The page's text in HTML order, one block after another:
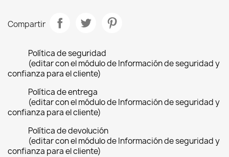
Compartir
Política de seguridad
(editar con el módulo de Información de seguridad y
confianza para el cliente)
Política de entrega
(editar con el módulo de Información de seguridad y
confianza para el cliente)
Política de devolución
(editar con el módulo de Información de seguridad y
confianza para el cliente)